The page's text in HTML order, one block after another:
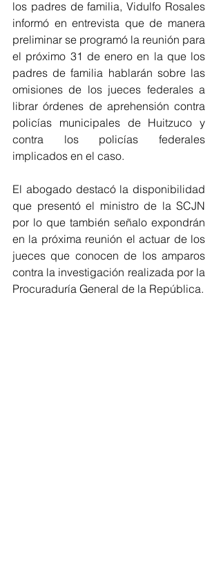
los padres de familia, Vidulfo Rosales
informó en entrevista que de manera
preliminar se programó la reunión para
el próximo 31 de enero en la que los
padres de familia hablarán sobre las
omisiones de los jueces federales a
librar órdenes de aprehensión contra
policías municipales de Huitzuco y
contra los policías federales
implicados en el caso.
El abogado destacó la disponibilidad
que presentó el ministro de la SCJN
por lo que también señalo expondrán
en la próxima reunión el actuar de los
jueces que conocen de los amparos
contra la investigación realizada por la
Procuraduría General de la República.